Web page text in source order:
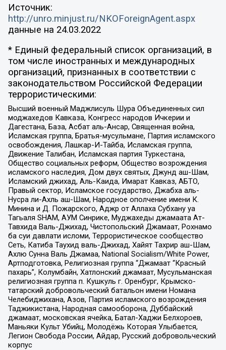
Источник:
http://unro.minjust.ru/NKOForeignAgent.aspx
данные на 24.03.2022
* Единый федеральный список организаций, в
том числе иностранных и международных
организаций, признанных в соответствии с
законодательством Российской Федерации
террористическими:
Высший военный Маджлисуль Шура Объединенных сил
моджахедов Кавказа, Конгресс народов Ичкерии и
Дагестана, База, Асбат аль-Ансар, Священная война,
Исламская группа, Братья-мусульмане, Партия исламского
освобождения, Лашкар-И-Тайба, Исламская группа,
Движение Талибан, Исламская партия Туркестана,
Общество социальных реформ, Общество возрождения
исламского наследия, Дом двух святых, Джунд аш-Шам,
Исламский джихад, Аль-Каида, Имарат Кавказ, АБТО,
Правый сектор, Исламское государство, Джабха аль-
Нусра ли-Ахль аш-Шам, Народное ополчение имени К.
Минина и Д. Пожарского, Аджр от Аллаха Субхану уа
Тагьаля SHAM, АУМ Синрике, Муджахеды джамаата Ат-
Тавхида Валь-Джихад, Чистопольский Джамаат, Рохнамо
ба суи давлати исломи, Террористическое сообщество
Сеть, Катиба Таухид валь-Джихад, Хайят Тахрир аш-Шам,
Ахлю Сунна Валь Джамаа, National Socialism/White Power,
Артподготовка, Религиозная группа “Джамаат “Красный
пахарь”, Колумбайн, Хатлонский джамаат, Мусульманская
религиозная группа п. Кушкуль г. Оренбург, Крымско-
татарский добровольческий батальон имени Номана
Челебиджихана, Азов, Партия исламского возрождения
Таджикистана, Народная самооборона, Дуббайский
джамаат, московская ячейка, Батал-Хаджи Белхороев,
Маньяки Культ Убийц, Молодёжь Которая Улыбается,
Легион Свобода России, Айдар, Русский добровольческий
корпус